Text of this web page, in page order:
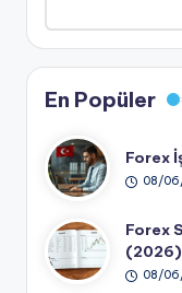
En Popüler
Forex
08/
Forex
(2026)
08/